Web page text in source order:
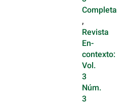
Completa
,
Revista
En-
contexto:
Vol.
3
Núm.
3